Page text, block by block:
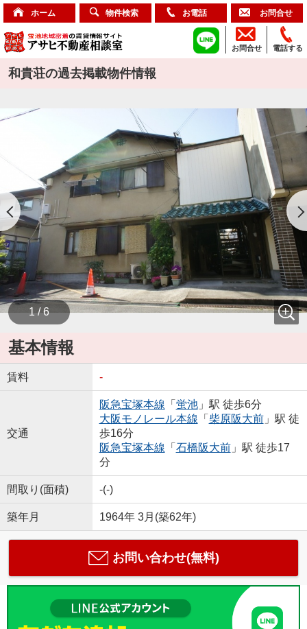
ホーム 物件検索 お電話 お問合せ
電話する
お問合せ
和貴荘の過去掲載物件情報
1 / 6
基本情報
賃料 -
交通
阪急宝塚本線 「 蛍池」駅 徒歩6分
大阪モノレール本線 「 柴原阪大前」駅 徒
歩16分
阪急宝塚本線 「 石橋阪大前」駅 徒歩17
分
間取り(面積) -(-)
築年月 1964年 3月(築62年)
お問い合わせ(無料)